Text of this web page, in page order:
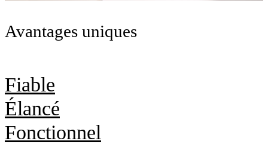
Avantages uniques
Fiable
Élancé
Fonctionnel